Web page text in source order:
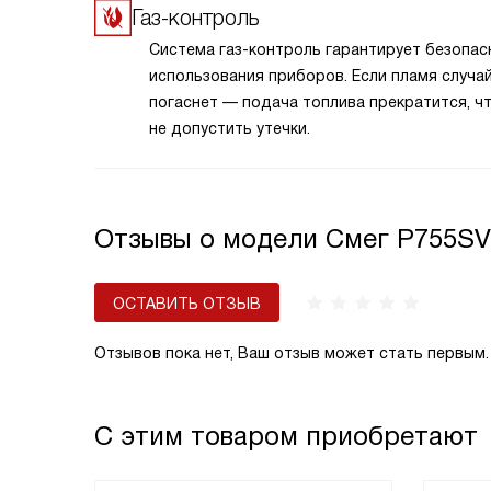
Газ-контроль
Система газ-контроль гарантирует
использования приборов. Если пламя
погаснет — подача топлива прекратится,
не допустить утечки.
Отзывы о модели Смег P755SV
ОСТАВИТЬ ОТЗЫВ
Отзывов пока нет, Ваш отзыв может стать первым.
С этим товаром приобретают